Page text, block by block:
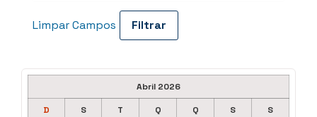
Limpar Campos
Abril 2026
D S T Q Q S S